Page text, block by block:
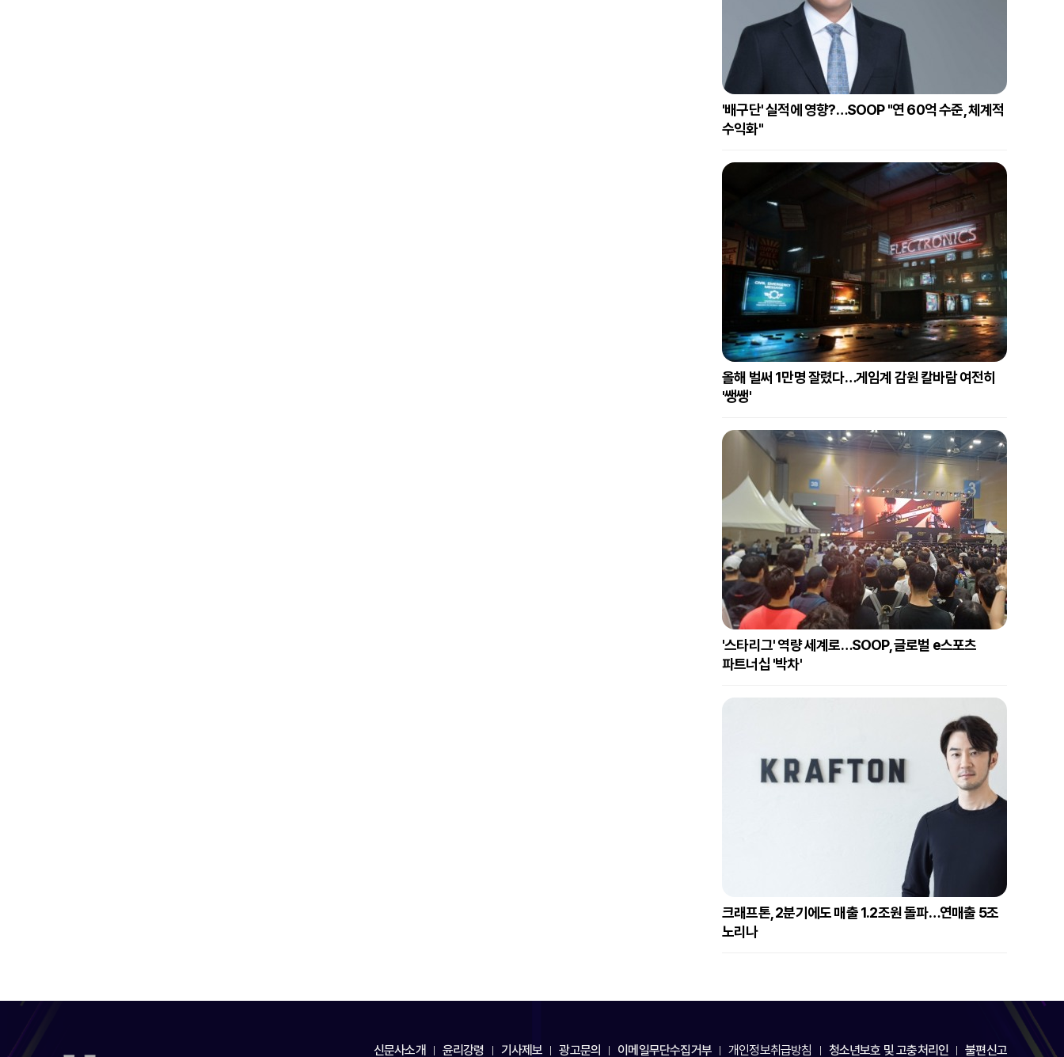
'배구단' 실적에 영향?…SOOP "연 60억 수준, 체계적
수익화"
올해 벌써 1만명 잘렸다…게임계 감원 칼바람 여전히
'쌩쌩'
'스타리그' 역량 세계로…SOOP, 글로벌 e스포츠
파트너십 '박차'
크래프톤, 2분기에도 매출 1.2조원 돌파…연매출 5조
노리나
신문사소개 윤리강령 기사제보 광고문의 이메일무단수집거부 개인정보취급방침 청소년보호 및 고충처리인 불편신고